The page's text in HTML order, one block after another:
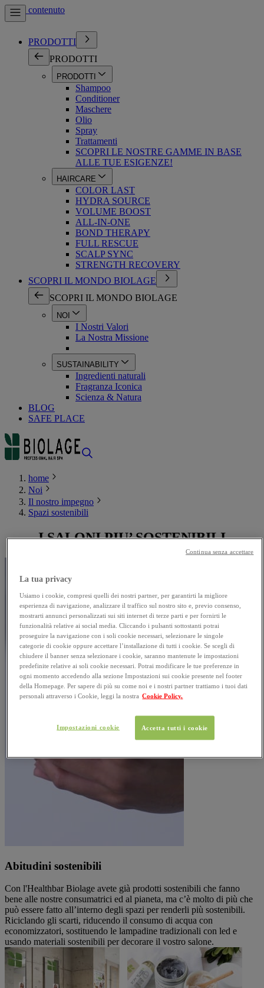
Vai al contenuto
PRODOTTI
PRODOTTI
PRODOTTI
Shampoo
Conditioner
Maschere
Olio
Spray
Trattamenti
SCOPRI LE NOSTRE GAMME IN BASE
ALLE TUE ESIGENZE!
HAIRCARE
COLOR LAST
HYDRA SOURCE
VOLUME BOOST
ALL-IN-ONE
BOND THERAPY
FULL RESCUE
SCALP SYNC
STRENGTH RECOVERY
SCOPRI IL MONDO BIOLAGE
SCOPRI IL MONDO BIOLAGE
NOI
I Nostri Valori
La Nostra Missione
SUSTAINABILITY
Ingredienti naturali
Fragranza Iconica
Scienza & Natura
BLOG
SAFE PLACE
home
Noi
Il nostro impegno
Spazi sostenibili
I SALONI PIU’ SOSTENIBILI
Abitudini sostenibili
Con l'Healthbar Biolage avete già prodotti sostenibili che fanno
bene alle nostre consumatrici ed al pianeta, ma c’è molto di più che
può essere fatto all’interno degli spazi per renderli più sostenibili.
Riciclando gli scarti, riducendo il consumo di acqua con
economizzatori, sostituendo le lampadine tradizionali con led e
usando materiali sostenibili per decorare il vostro salone.
La tua privacy
Usiamo i cookie, compresi quelli dei nostri partner, per garantirti la migliore
esperienza di navigazione, analizzare il traffico sul nostro sito e, previo consenso,
mostrarti annunci personalizzati sui siti internet di terze parti e per fornirti le
funzionalità relative ai social media. Cliccando i pulsanti sottostanti potrai
proseguire la navigazione con i soli cookie necessari, selezionare le singole
categorie di cookie oppure accettare l’installazione di tutti i cookie. Se scegli di
chiudere il banner senza selezionare i cookie, saranno mantenute le impostazioni
predefinite relative ai soli cookie necessari. Potrai modificare le tue preferenze in
ogni momento accedendo alla sezione Impostazioni sui cookie presente nel footer
della Homepage. Per sapere di più su come noi e i nostri partner trattiamo i tuoi dati
personali attraverso i Cookie, leggi la nostra Cookie Policy.
Impostazioni cookie Accetta tutti i cookie
Continua senza accettare